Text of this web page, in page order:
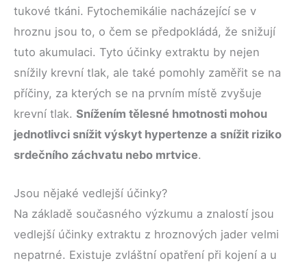
tukové tkáni. Fytochemikálie nacházející se v
hroznu jsou to, o čem se předpokládá, že snižují
tuto akumulaci. Tyto účinky extraktu by nejen
snížily krevní tlak, ale také pomohly zaměřit se na
příčiny, za kterých se na prvním místě zvyšuje
krevní tlak. Snížením tělesné hmotnosti mohou
jednotlivci snížit výskyt hypertenze a snížit riziko
srdečního záchvatu nebo mrtvice.
Jsou nějaké vedlejší účinky?
Na základě současného výzkumu a znalostí jsou
vedlejší účinky extraktu z hroznových jader velmi
nepatrné. Existuje zvláštní opatření při kojení a u